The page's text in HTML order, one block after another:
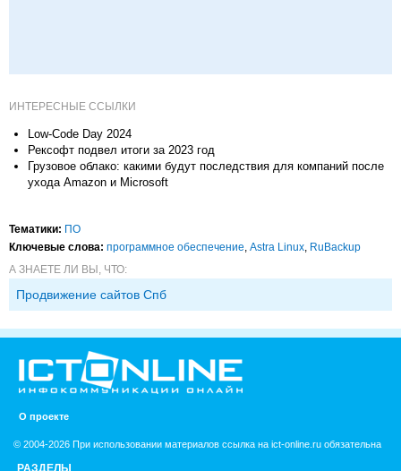
ИНТЕРЕСНЫЕ ССЫЛКИ
Low-Code Day 2024
Рексофт подвел итоги за 2023 год
Грузовое облако: какими будут последствия для компаний после
ухода Amazon и Microsoft
Тематики: ПО
Ключевые слова: программное обеспечение, Astra Linux, RuBackup
А ЗНАЕТЕ ЛИ ВЫ, ЧТО:
Продвижение сайтов Спб
О проекте
© 2004-2026 При использовании материалов ссылка на ict-online.ru обязательна
РАЗДЕЛЫ